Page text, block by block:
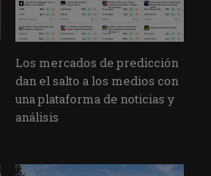
Los mercados de predicción
dan el salto a los medios con
una plataforma de noticias y
análisis